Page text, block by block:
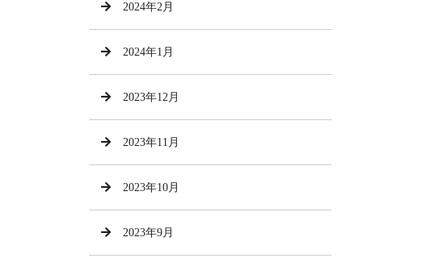
2024年2月
2024年1月
2023年12月
2023年11月
2023年10月
2023年9月